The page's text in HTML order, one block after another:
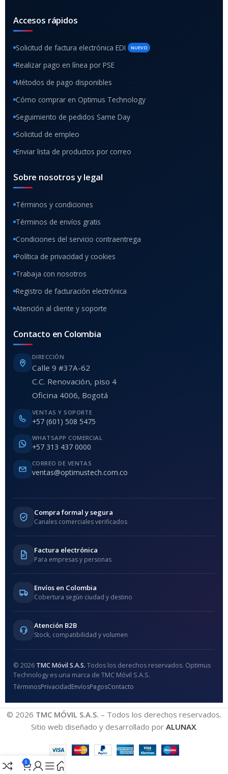
Accesos rápidos
Solicitud de factura electrónica EDI NUEVO
Realizar pago en línea por PSE
Métodos de pago disponibles
Cómo comprar en Optimus Technology
Seguimiento de pedidos Same Day
Solicitud de empleo
Enviar lista de productos por correo
Sobre nosotros y legal
Términos y condiciones
Términos de envíos gratis
Condiciones del servicio contraentrega
Política de privacidad y cookies
Trabaja con nosotros
Registro de facturación electrónica
Atención al cliente y soporte
Contacto en Colombia
DIRECCIÓN
Calle 9 #37A-62
C.C. Renovación, piso 4
Oficina 4006, Bogotá
VENTAS Y SOPORTE
+57 (601) 508 5475
WHATSAPP COMERCIAL
+57 313 437 0000
CORREO DE VENTAS
ventas@optimustech.com.co
Compra formal y segura
Canales comerciales verificados
Factura electrónica
Para empresas y personas
Envíos en Colombia
Cobertura según ciudad y destino
Atención B2B
Stock, compatibilidad y volumen
© 2026 TMC Móvil S.A.S. Todos los derechos reservados. Optimus
Technology es una marca de TMC Móvil S.A.S.
TérminosPrivacidadEnvíosPagosContacto
© 2026 TMC MÓVIL S.A.S. – Todos los derechos reservados.
Sitio web diseñado y desarrollado por ALUNAX.
0